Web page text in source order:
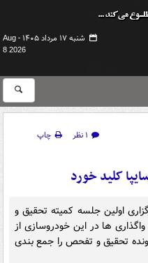
شنبه ۱۷ مرداد ۱۴۰۵ -
Aug
8 2026
۱ نظر
چاپ
کلید خورد
مجلس از برگزاری اولین جلسه کمیته تحقیق و
ها در این خودروسازی از
داد و گفت: 6 ماهه پرونده تحقیق و تفحص را جمع بندی